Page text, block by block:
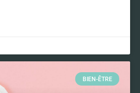
BIEN-ÊTRE